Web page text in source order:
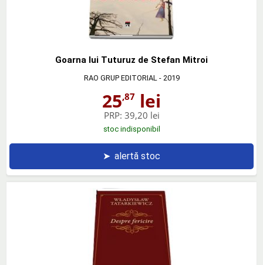
Goarna lui Tuturuz de Stefan Mitroi
RAO GRUP EDITORIAL - 2019
25,87 lei
PRP: 39,20 lei
stoc indisponibil
➤ alertă stoc